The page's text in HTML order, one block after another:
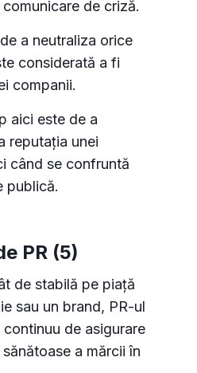
de criză.
a neutraliza orice
considerată a fi
companii.
aici este de a
reputația unei
când se confruntă
publică.
PR (5)
de stabilă pe piață
sau un brand, PR-ul
de asigurare
a mărcii în